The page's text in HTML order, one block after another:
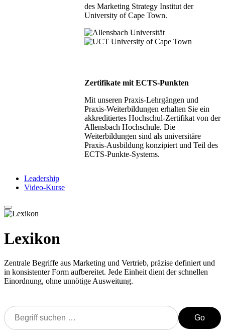
des Marketing Strategy Institut der
University of Cape Town.
Zertifikate mit ECTS-Punkten
Mit unseren Praxis-Lehrgängen und
Praxis-Weiterbildungen erhalten Sie ein
akkreditiertes Hochschul-Zertifikat von der
Allensbach Hochschule. Die
Weiterbildungen sind als universitäre
Praxis-Ausbildung konzipiert und Teil des
ECTS-Punkte-Systems.
Leadership
Video-Kurse
Lexikon
Zentrale Begriffe aus Marketing und Vertrieb, präzise definiert und
in konsistenter Form aufbereitet. Jede Einheit dient der schnellen
Einordnung, ohne unnötige Ausweitung.
Go